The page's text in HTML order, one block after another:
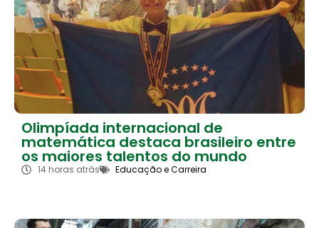
Olimpíada internacional de
matemática destaca brasileiro entre
os maiores talentos do mundo
14 horas atrás Educação e Carreira